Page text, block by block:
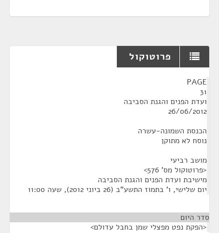
פרוטוקול
PAGE
31
ועדת הפנים והגנת הסביבה
26/06/2012
הכנסת השמונה-עשרה
נוסח לא מתוקן
מושב רביעי
<פרוטוקול מס' 576>
מישיבת ועדת הפנים והגנת הסביבה
יום שלישי, ו' בתמוז התשע"ב (26 ביוני 2012), שעה 11:00
סדר היום
<הפקת נפט מפצלי שמן בחבל עדולם>